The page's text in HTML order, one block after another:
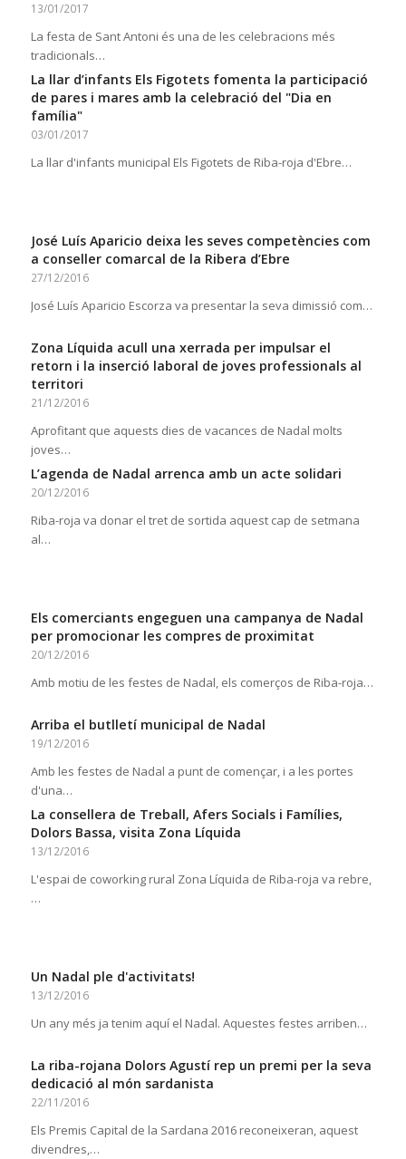
13/01/2017
La festa de Sant Antoni és una de les celebracions més
tradicionals…
La llar d’infants Els Figotets fomenta la participació
de pares i mares amb la celebració del "Dia en
família"
03/01/2017
La llar d'infants municipal Els Figotets de Riba-roja d'Ebre…
José Luís Aparicio deixa les seves competències com
a conseller comarcal de la Ribera d’Ebre
27/12/2016
José Luís Aparicio Escorza va presentar la seva dimissió com…
Zona Líquida acull una xerrada per impulsar el
retorn i la inserció laboral de joves professionals al
territori
21/12/2016
Aprofitant que aquests dies de vacances de Nadal molts
joves…
L’agenda de Nadal arrenca amb un acte solidari
20/12/2016
Riba-roja va donar el tret de sortida aquest cap de setmana
al…
Els comerciants engeguen una campanya de Nadal
per promocionar les compres de proximitat
20/12/2016
Amb motiu de les festes de Nadal, els comerços de Riba-roja…
Arriba el butlletí municipal de Nadal
19/12/2016
Amb les festes de Nadal a punt de començar, i a les portes
d'una…
La consellera de Treball, Afers Socials i Famílies,
Dolors Bassa, visita Zona Líquida
13/12/2016
L'espai de coworking rural Zona Líquida de Riba-roja va rebre,
…
Un Nadal ple d'activitats!
13/12/2016
Un any més ja tenim aquí el Nadal. Aquestes festes arriben…
La riba-rojana Dolors Agustí rep un premi per la seva
dedicació al món sardanista
22/11/2016
Els Premis Capital de la Sardana 2016 reconeixeran, aquest
divendres,…